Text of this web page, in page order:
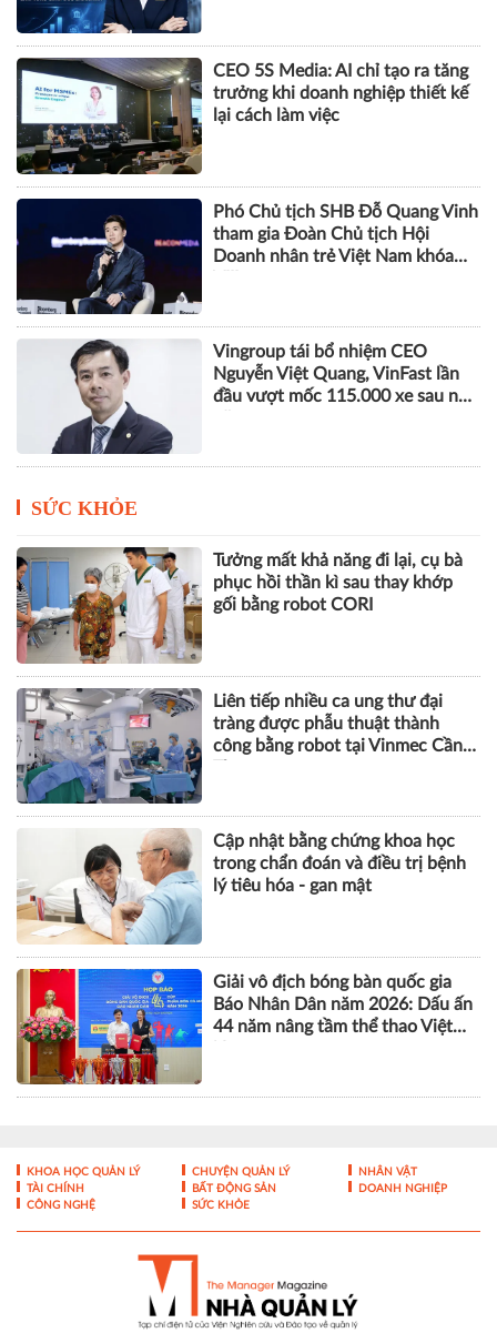
CEO 5S Media: AI chỉ tạo ra tăng
trưởng khi doanh nghiệp thiết kế
lại cách làm việc
Phó Chủ tịch SHB Đỗ Quang Vinh
tham gia Đoàn Chủ tịch Hội
Doanh nhân trẻ Việt Nam khóa
Vingroup tái bổ nhiệm CEO
Nguyễn Việt Quang, VinFast lần
đầu vượt mốc 115.000 xe sau nửa
SỨC KHỎE
Tưởng mất khả năng đi lại, cụ bà
phục hồi thần kì sau thay khớp
gối bằng robot CORI
Liên tiếp nhiều ca ung thư đại
tràng được phẫu thuật thành
công bằng robot tại Vinmec Cần
Cập nhật bằng chứng khoa học
trong chẩn đoán và điều trị bệnh
lý tiêu hóa - gan mật
Giải vô địch bóng bàn quốc gia
Báo Nhân Dân năm 2026: Dấu ấn
44 năm nâng tầm thể thao Việt
KHOA HỌC QUẢN LÝ CHUYỆN QUẢN LÝ
NHÂN VẬT
TÀI CHÍNH
BẤT ĐỘNG SẢN
DOANH NGHIỆP
CÔNG NGHỆ
SỨC KHỎE